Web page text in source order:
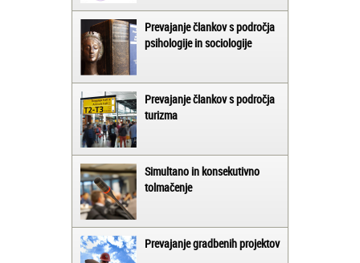
Prevajanje člankov s področja
psihologije in sociologije
Prevajanje člankov s področja
turizma
Simultano in konsekutivno
tolmačenje
Prevajanje gradbenih projektov